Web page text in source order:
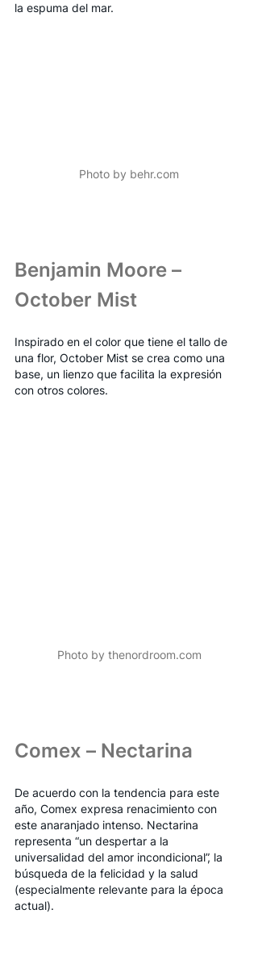
la espuma del mar.
Photo by behr.com
Benjamin Moore –
October Mist
Inspirado en el color que tiene el tallo de
una flor, October Mist se crea como una
base, un lienzo que facilita la expresión
con otros colores.
Photo by thenordroom.com
Comex – Nectarina
De acuerdo con la tendencia para este
año, Comex expresa renacimiento con
este anaranjado intenso. Nectarina
representa “un despertar a la
universalidad del amor incondicional”, la
búsqueda de la felicidad y la salud
(especialmente relevante para la época
actual).